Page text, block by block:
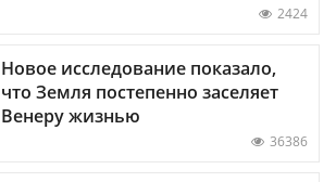
2424
Новое исследование показало,
что Земля постепенно заселяет
Венеру жизнью
36386